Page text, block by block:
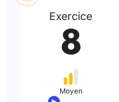
Exercice
8
Moyen